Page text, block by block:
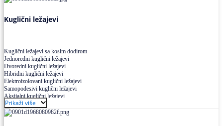
Kuglični ležajevi
Kuglični ležajevi sa kosim dodirom
Jednoredni kuglični ležajevi
Dvoredni kuglični ležajevi
Hibridni kuglični ležajevi
Elektroizolovani kuglični ležajevi
Samopodesivi kuglični ležajevi
Aksijalni kuglični ležajevi
Kuglični ležajevi od nerđajućeg čelika
Prikaži više